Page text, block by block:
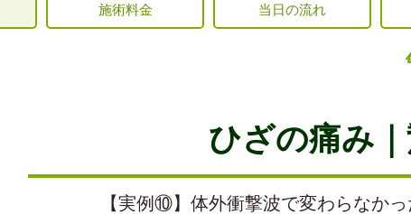
施術料金 当日の流れ
ひざの痛み
【実例⑩】体外衝撃波で変わらなか